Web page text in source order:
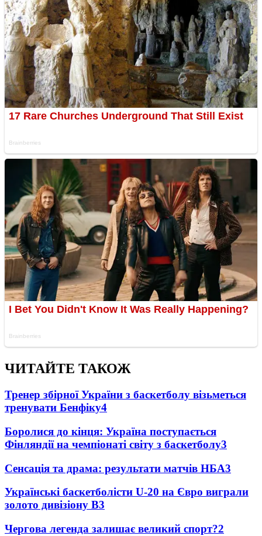
ЧИТАЙТЕ ТАКОЖ
Тренер збірної України з баскетболу візьметься
тренувати Бенфіку4
Боролися до кінця: Україна поступається
Фінляндії на чемпіонаті світу з баскетболу3
Сенсація та драма: результати матчів НБА3
Українські баскетболісти U-20 на Євро виграли
золото дивізіону В3
Чергова легенда залишає великий спорт?2